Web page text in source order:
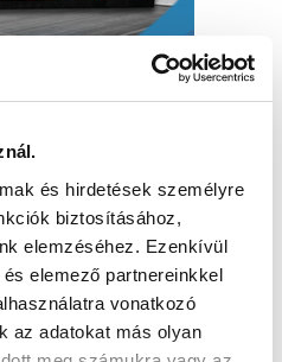
és hirdetések személyre
biztosításához,
elemzéséhez. Ezenkívül
elemező partnereinkkel
vonatkozó
az adatokat más olyan